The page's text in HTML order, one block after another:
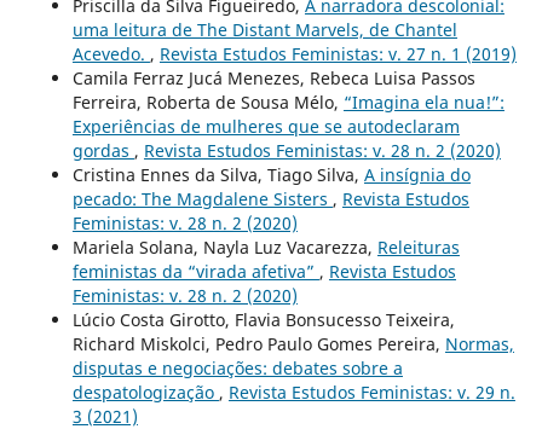
Priscilla da Silva Figueiredo, A narradora descolonial:
uma leitura de The Distant Marvels, de Chantel
Acevedo. , Revista Estudos Feministas: v. 27 n. 1 (2019)
Camila Ferraz Jucá Menezes, Rebeca Luisa Passos
Ferreira, Roberta de Sousa Mélo, “Imagina ela nua!”:
Experiências de mulheres que se autodeclaram
gordas , Revista Estudos Feministas: v. 28 n. 2 (2020)
Cristina Ennes da Silva, Tiago Silva, A insígnia do
pecado: The Magdalene Sisters , Revista Estudos
Feministas: v. 28 n. 2 (2020)
Mariela Solana, Nayla Luz Vacarezza, Releituras
feministas da “virada afetiva” , Revista Estudos
Feministas: v. 28 n. 2 (2020)
Lúcio Costa Girotto, Flavia Bonsucesso Teixeira,
Richard Miskolci, Pedro Paulo Gomes Pereira, Normas,
disputas e negociações: debates sobre a
despatologização , Revista Estudos Feministas: v. 29 n.
3 (2021)